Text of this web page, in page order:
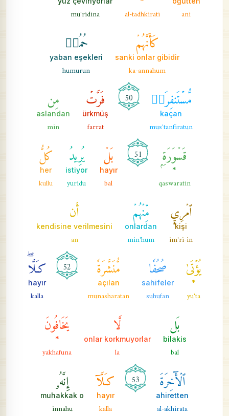
ani
al-tadhkirati
mu'ridina
كَأَنَّهُمۡ
sanki onlar gibidir
ka-annahum
حُمُرٞ
yaban eşekleri
humurun
مُّسۡتَنفِرَةٞ
kaçan
mus'tanfiratun
50 فَرَّتۡ
ürkmüş
farrat
مِن
aslandan
min
قَسۡوَرَةِۭ
*
qaswaratin
51 بَلۡ
hayır
bal
يُرِيدُ
istiyor
yuridu
كُلُّ
her
kullu
ٱمۡرِيٕٖ
kişi
im'ri-in
مِّنۡهُمۡ
onlardan
min'hum
أَن
kendisine verilmesini
an
يُؤۡتَىٰ
*
yu'ta
صُحُفٗا
sahifeler
suhufan
مُّنَشَّرَةٗ
açılan
munasharatan
52 كـَلَّاۖ
hayır
kalla
بَل
bilakis
bal
لَّا
onlar korkmuyorlar
la
يَخَافُونَ
*
yakhafuna
ٱلۡأٓخِرَةَ
ahiretten
al-akhirata
53 كـَلَّآ
hayır
kalla
إِنَّهُۥ
muhakkak o
innahu